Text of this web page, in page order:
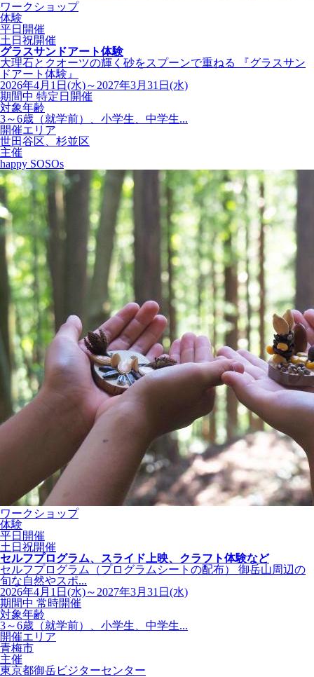
ワークショップ
体験
平日開催
土日祝開催
グラスサンドアート体験
大理石とクオーツの輝く砂をスプーンで重ねる 『グラスサン
ドアート体験』
2026年4月1日(水)～2027年3月31日(水)
期間中 特定日開催
対象年齢
3～6歳（就学前）、小学生、中学生...
開催エリア
世田谷区、杉並区
主催
happy SOSOs
ワークショップ
体験
平日開催
土日祝開催
セルフプログラム、スライド上映、クラフト体験など
セルフプログラム（プログラムシートの配布） 御岳山周辺の
旬な自然やスポ...
2026年4月1日(水)～2027年3月31日(水)
期間中 常時開催
対象年齢
3～6歳（就学前）、小学生、中学生...
開催エリア
青梅市
主催
東京都御岳ビジターセンター